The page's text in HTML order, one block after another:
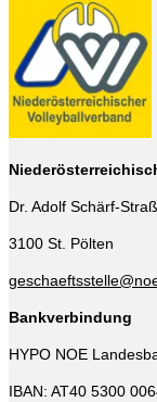
Dr. Adolf Schärf-
3100 St. Pölten
Bankverbindung
HYPO NOE
IBAN: AT40 5300